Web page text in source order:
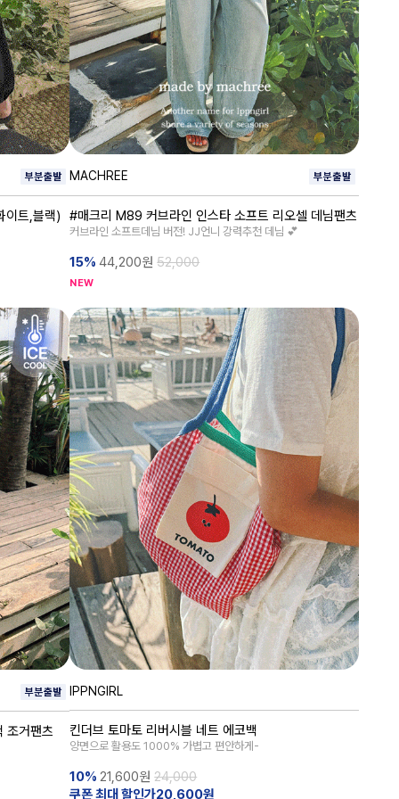
이트,블랙)
MACHREE
#매크리 M89 커브라인 인스타 소프트 리오셀 데님팬츠
커브라인 소프트데님 버전! JJ언니 강력추천 데님 💕
15%44,200원 52,000
NEW
조거팬츠
IPPNGIRL
킨더브 토마토 리버시블 네트 에코백
양면으로 활용도 1000% 가볍고 편안하게-
10%21,600원 24,000
쿠폰 최대 할인가20,600원